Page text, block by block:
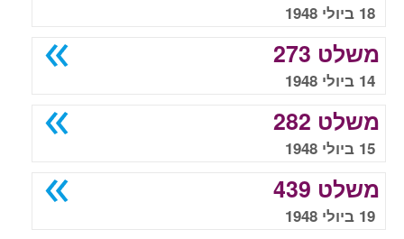
18 ביולי 1948
משלט 273
14 ביולי 1948
משלט 282
15 ביולי 1948
משלט 439
19 ביולי 1948